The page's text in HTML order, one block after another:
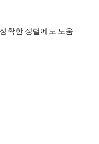
확한 정렬에도 도움